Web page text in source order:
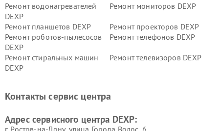
Ремонт водонагревателей
DEXP
Ремонт мониторов DEXP
Ремонт планшетов DEXP
Ремонт проекторов DEXP
Ремонт роботов-пылесосов
DEXP
Ремонт телефонов DEXP
Ремонт стиральных машин
DEXP
Ремонт телевизоров DEXP
Ремонт серверов DEXP
Ремонт мини пк DEXP
Контакты сервис центра
Адрес сервисного центра DEXP:
г. Ростов-на-Дону, улица Города Волос, 6